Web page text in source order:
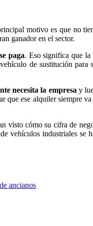
motivo es que no
ganador en el sector.
paga. Eso significa que la
de sustitución
necesita la empresa y
ese alquiler siempre
visto cómo su cifra de
vehículos industriales se
ancianos